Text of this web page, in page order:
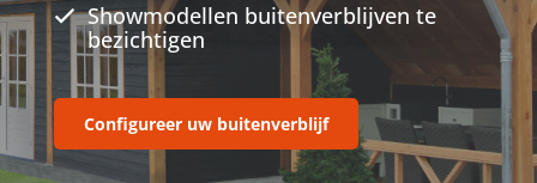
Showmodellen buitenverblijven te
bezichtigen
Configureer uw buitenverblijf